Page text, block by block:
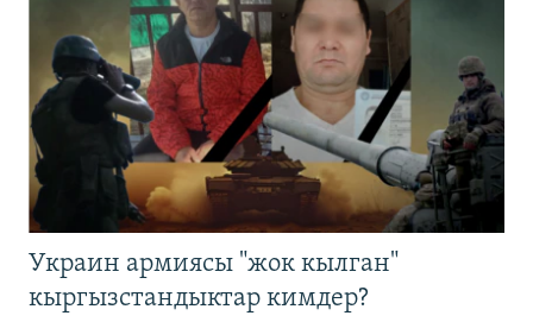
Украин армиясы "жок кылган"
кыргызстандыктар кимдер?